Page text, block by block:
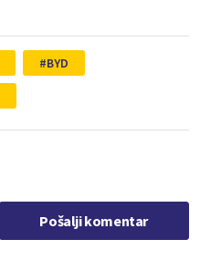
BYD
Pošalji komentar